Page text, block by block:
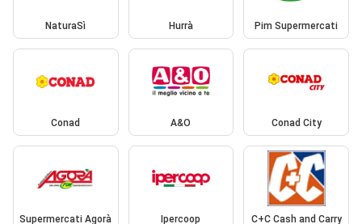
NaturaSì Hurrà Pim Supermercati
Conad A&O Conad City
Supermercati Agorà Ipercoop C+C Cash and Carry